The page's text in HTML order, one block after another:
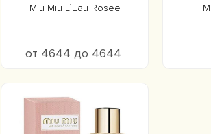
Miu Miu L`Eau Rosee
от 4644 до 4644